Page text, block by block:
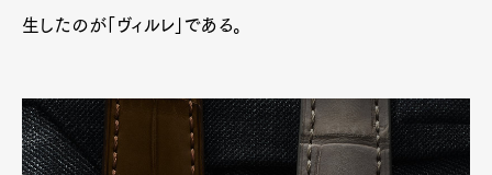
生したのが「ヴィルレ」である。